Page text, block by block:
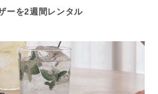
ーを2週間レンタル